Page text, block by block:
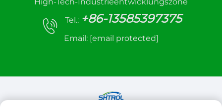
Tel.: +86-13585397375
Email: [email protected]